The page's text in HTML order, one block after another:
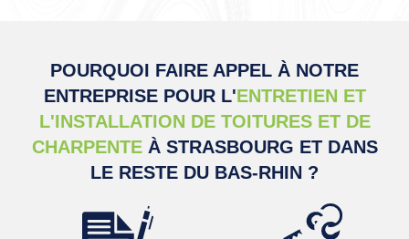
POURQUOI FAIRE APPEL À NOTRE
ENTREPRISE POUR L'ENTRETIEN ET
L'INSTALLATION DE TOITURES ET DE
CHARPENTEÀ STRASBOURG ET DANS
LE RESTE DU BAS-RHIN ?